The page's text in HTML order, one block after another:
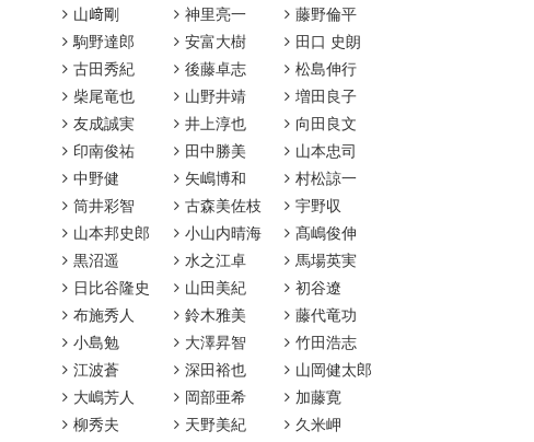
山﨑剛
神里亮一
藤野倫平
駒野達郎
安富大樹
田口 史朗
古田秀紀
後藤卓志
松島伸行
柴尾竜也
山野井靖
増田良子
友成誠実
井上淳也
向田良文
印南俊祐
田中勝美
山本忠司
中野健
矢嶋博和
村松諒一
筒井彩智
古森美佐枝
宇野収
山本邦史郎
小山内晴海
髙嶋俊伸
黒沼遥
水之江卓
馬場英実
日比谷隆史
山田美紀
初谷遼
布施秀人
鈴木雅美
藤代竜功
小島勉
大澤昇智
竹田浩志
江波蒼
深田裕也
山岡健太郎
大嶋芳人
岡部亜希
加藤寛
柳秀夫
天野美紀
久米岬